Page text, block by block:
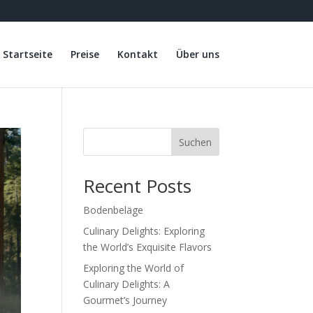
Startseite Preise Kontakt Über uns
Suchen
Recent Posts
Bodenbeläge
Culinary Delights: Exploring
the World’s Exquisite Flavors
Exploring the World of
Culinary Delights: A
Gourmet’s Journey